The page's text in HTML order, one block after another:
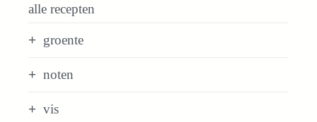
alle recepten
groente
noten
vis